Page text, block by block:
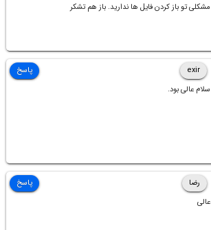
مشکلی تو باز کردن فایل ها ندارید. باز هم تشکر
exir
سلام عالی بود.
پاسخ
رضا
عالی
پاسخ